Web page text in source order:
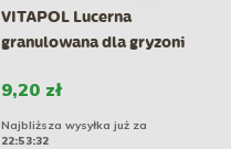
VITAPOL Lucerna
granulowana dla gryzoni
9,20 zł
Najbliższa wysyłka już za
22:53:31